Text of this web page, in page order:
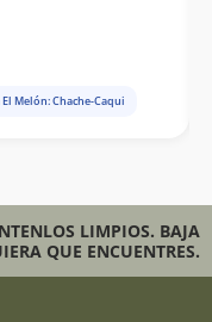
Melón: Chache-Caqui
LIMPIOS. BAJA
QUE ENCUENTRES.